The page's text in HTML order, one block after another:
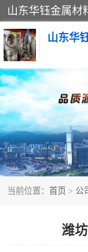
山东华
当前位置： 首页 > 公
潍
不锈钢管
管件标准件
不锈钢人孔
不锈钢角钢